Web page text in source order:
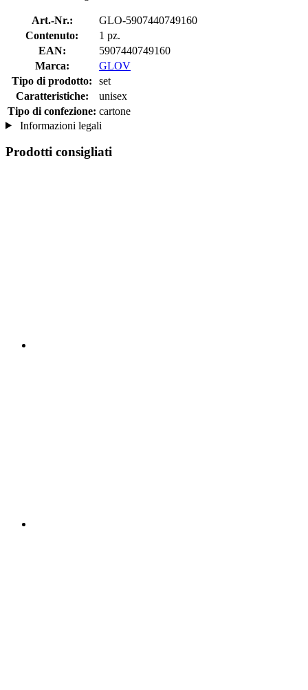
Art.-Nr.:
GLO-5907440749160
Contenuto:
1 pz.
EAN:
5907440749160
Marca:
GLOV
Tipo di prodotto:
set
Caratteristiche:
unisex
Tipo di confezione: cartone
Informazioni legali
Prodotti consigliati